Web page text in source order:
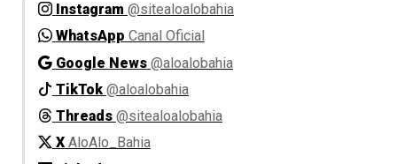
Instagram @sitealoalobahia
WhatsApp Canal Oficial
Google News @aloalobahia
TikTok @aloalobahia
Threads @sitealoalobahia
X AloAlo_Bahia